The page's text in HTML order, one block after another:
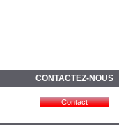
CONTACTEZ-NOUS